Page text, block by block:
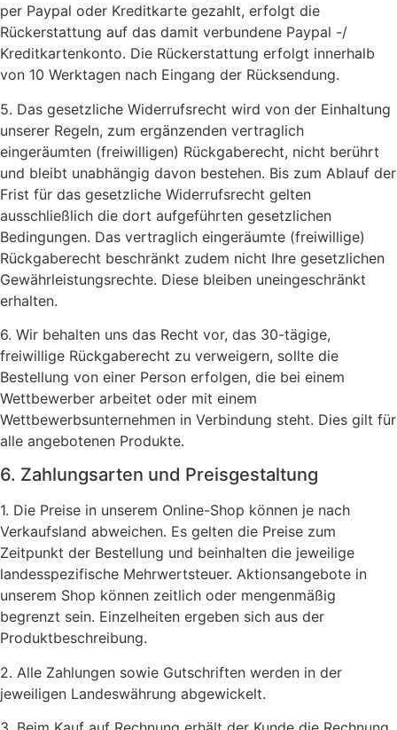
per Paypal oder Kreditkarte gezahlt, erfolgt die
Rückerstattung auf das damit verbundene Paypal -/
Kreditkartenkonto. Die Rückerstattung erfolgt innerhalb
von 10 Werktagen nach Eingang der Rücksendung.
5. Das gesetzliche Widerrufsrecht wird von der Einhaltung
unserer Regeln, zum ergänzenden vertraglich
eingeräumten (freiwilligen) Rückgaberecht, nicht berührt
und bleibt unabhängig davon bestehen. Bis zum Ablauf der
Frist für das gesetzliche Widerrufsrecht gelten
ausschließlich die dort aufgeführten gesetzlichen
Bedingungen. Das vertraglich eingeräumte (freiwillige)
Rückgaberecht beschränkt zudem nicht Ihre gesetzlichen
Gewährleistungsrechte. Diese bleiben uneingeschränkt
erhalten.
6. Wir behalten uns das Recht vor, das 30-tägige,
freiwillige Rückgaberecht zu verweigern, sollte die
Bestellung von einer Person erfolgen, die bei einem
Wettbewerber arbeitet oder mit einem
Wettbewerbsunternehmen in Verbindung steht. Dies gilt für
alle angebotenen Produkte.
6. Zahlungsarten und Preisgestaltung
1. Die Preise in unserem Online-Shop können je nach
Verkaufsland abweichen. Es gelten die Preise zum
Zeitpunkt der Bestellung und beinhalten die jeweilige
landesspezifische Mehrwertsteuer. Aktionsangebote in
unserem Shop können zeitlich oder mengenmäßig
begrenzt sein. Einzelheiten ergeben sich aus der
Produktbeschreibung.
2. Alle Zahlungen sowie Gutschriften werden in der
jeweiligen Landeswährung abgewickelt.